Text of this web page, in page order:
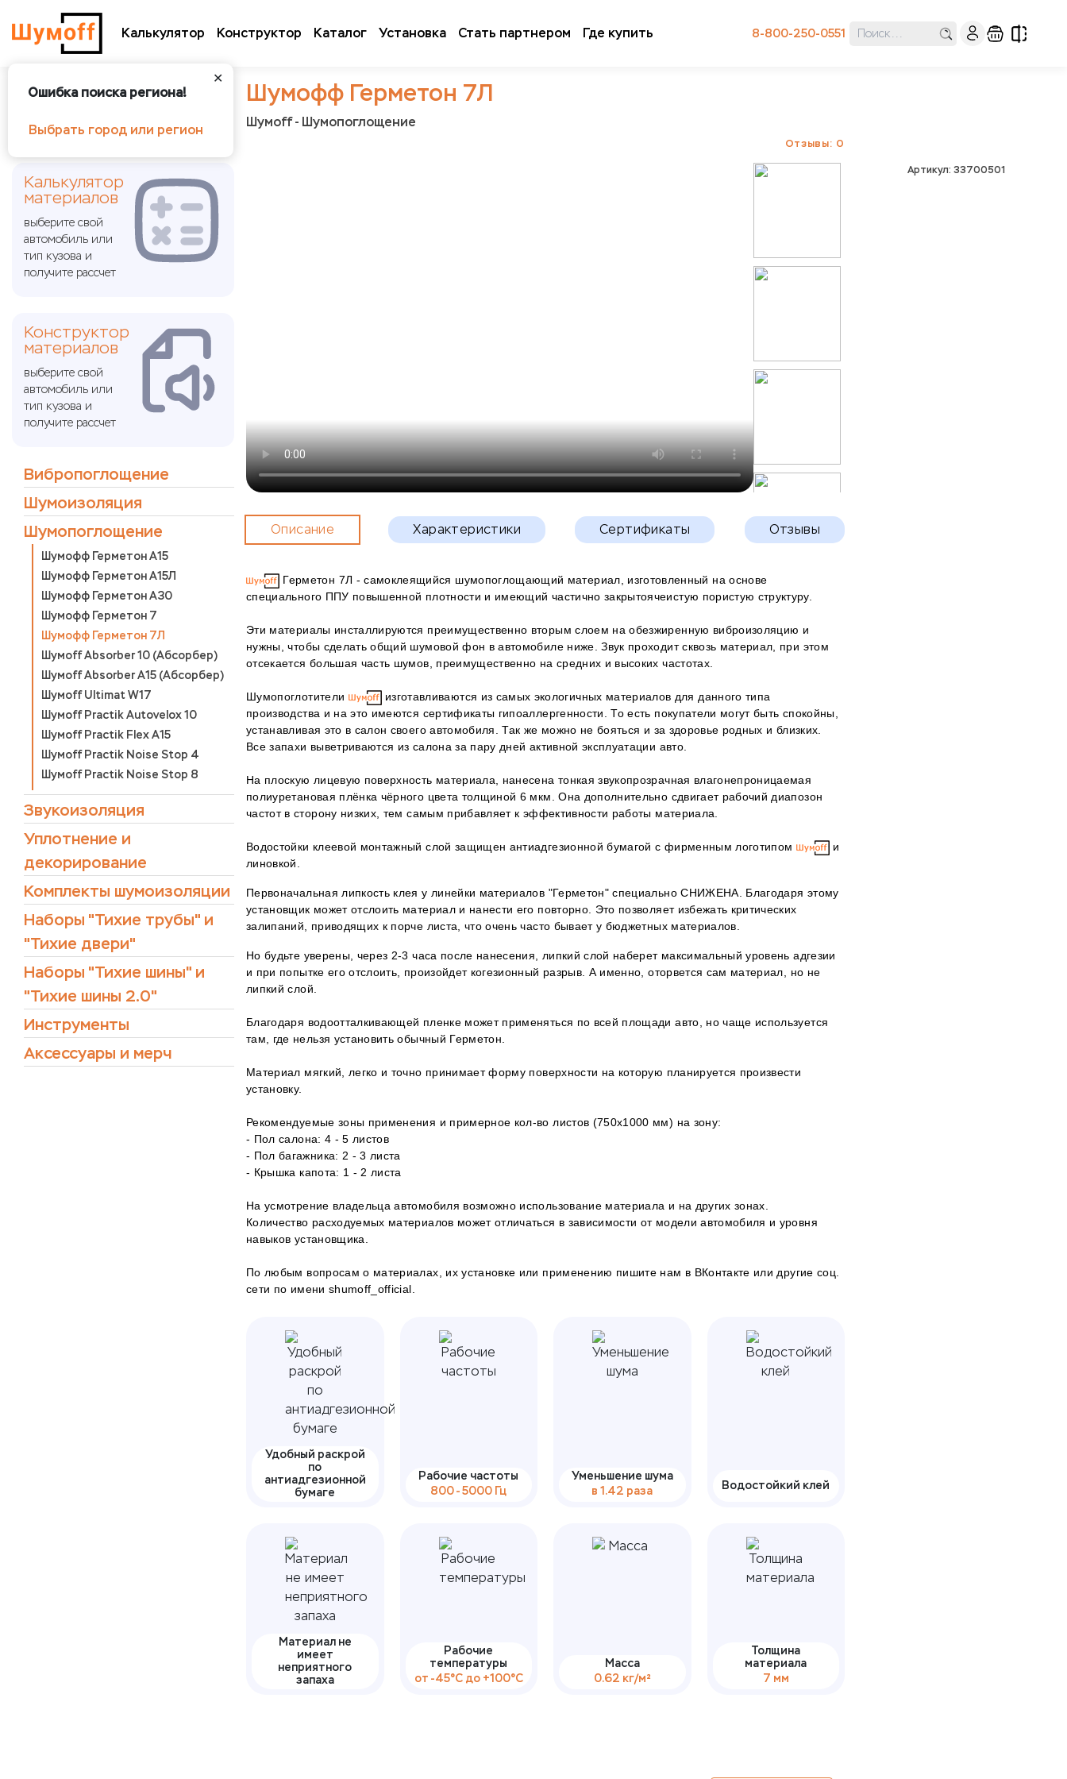
Калькулятор Конструктор Каталог Установка Стать партнером Где купить 8-800-250-0551
✕
Ошибка поиска региона!
Выбрать город или регион
Шумофф Герметон 7Л
Шумoff - Шумопоглощение
Отзывы: 0
Калькулятор
материалов
выберите свой
автомобиль или
тип кузова и
получите рассчет
Конструктор
материалов
выберите свой
автомобиль или
тип кузова и
получите рассчет
Вибропоглощение
Шумоизоляция
Шумопоглощение
Шумофф Герметон А15
Шумофф Герметон А15Л
Шумофф Герметон А30
Шумофф Герметон 7
Шумофф Герметон 7Л
Шумoff Absorber 10 (Абсорбер)
Шумoff Absorber А15 (Абсорбер)
Шумоff Ultimat W17
Шумoff Practik Autovelox 10
Шумoff Practik Flex A15
Шумoff Practik Noise Stop 4
Шумoff Practik Noise Stop 8
Звукоизоляция
Уплотнение и
декорирование
Комплекты шумоизоляции
Наборы "Тихие трубы" и
"Тихие двери"
Наборы "Тихие шины" и
"Тихие шины 2.0"
Инструменты
Аксессуары и мерч
Описание Характеристики Сертификаты Отзывы
Герметон 7Л - самоклеящийся шумопоглощающий материал, изготовленный на основе
специального ППУ повышенной плотности и имеющий частично закрытоячеистую пористую структуру.
Эти материалы инсталлируются преимущественно вторым слоем на обезжиренную виброизоляцию и
нужны, чтобы сделать общий шумовой фон в автомобиле ниже. Звук проходит сквозь материал, при этом
отсекается большая часть шумов, преимущественно на средних и высоких частотах.
Шумопоглотители
изготавливаются из самых экологичных материалов для данного типа
производства и на это имеются сертификаты гипоаллергенности. То есть покупатели могут быть спокойны,
устанавливая это в салон своего автомобиля. Так же можно не бояться и за здоровье родных и близких.
Все запахи выветриваются из салона за пару дней активной эксплуатации авто.
На плоскую лицевую поверхность материала, нанесена тонкая звукопрозрачная влагонепроницаемая
полиуретановая плёнка чёрного цвета толщиной 6 мкм. Она дополнительно сдвигает рабочий диапозон
частот в сторону низких, тем самым прибавляет к эффективности работы материала.
Водостойки клеевой монтажный слой защищен антиадгезионной бумагой с фирменным логотипом
и
линовкой.
Первоначальная липкость клея у линейки материалов "Герметон" специально СНИЖЕНА. Благодаря этому
установщик может отслоить материал и нанести его повторно. Это позволяет избежать критических
залипаний, приводящих к порче листа, что очень часто бывает у бюджетных материалов.
Но будьте уверены, через 2-3 часа после нанесения, липкий слой наберет максимальный уровень адгезии
и при попытке его отслоить, произойдет когезионный разрыв. А именно, оторвется сам материал, но не
липкий слой.
Благодаря водоотталкивающей пленке может применяться по всей площади авто, но чаще используется
там, где нельзя установить обычный Герметон.
Материал мягкий, легко и точно принимает форму поверхности на которую планируется произвести
установку.
Рекомендуемые зоны применения и примерное кол-во листов (750х1000 мм) на зону:
- Пол салона: 4 - 5 листов
- Пол багажника: 2 - 3 листа
- Крышка капота: 1 - 2 листа
На усмотрение владельца автомобиля возможно использование материала и на других зонах.
Количество расходуемых материалов может отличаться в зависимости от модели автомобиля и уровня
навыков установщика.
По любым вопросам о материалах, их установке или применению пишите нам в ВКонтакте или другие соц.
сети по имени shumoff_official.
Удобный раскрой
по
антиадгезионной
бумаге
Рабочие частоты
800 - 5000 Гц
Уменьшение шума
в 1.42 раза
Водостойкий клей
Материал не
имеет
неприятного
запаха
Рабочие
температуры
от -45°С до +100°С
Масса
0.62 кг/м²
Толщина
материала
7 мм
Артикул: 33700501